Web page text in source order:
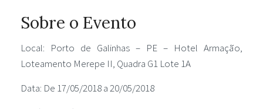
Sobre o Evento
Local: Porto de Galinhas – PE – Hotel Armação,
Loteamento Merepe II, Quadra G1 Lote 1A
Data: De 17/05/2018 a 20/05/2018